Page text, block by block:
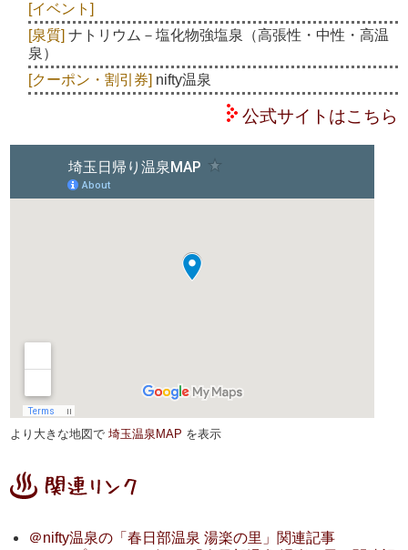
[イベント]
[泉質] ナトリウム－塩化物強塩泉（高張性・中性・高温
泉）
[クーポン・割引券] nifty温泉
公式サイトはこちら
より大きな地図で埼玉温泉MAP を表示
＠nifty温泉の「春日部温泉 湯楽の里」関連記事